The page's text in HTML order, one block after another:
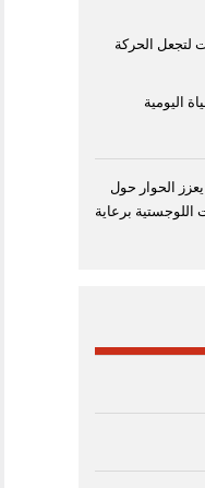
الحركة
اليومية
الشارقة للاستثمار 2026” يعزز الحوار حول
برعاية